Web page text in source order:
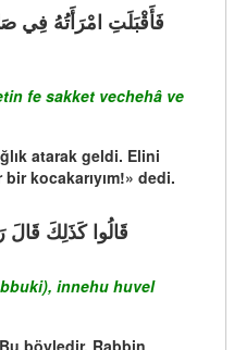
fe sakket vechehâ ve
atarak geldi. Elini
kocakarıyım!» dedi.
قَالُوا كَذَلِكَ قَالَ
innehu huvel
böyledir. Rabbin